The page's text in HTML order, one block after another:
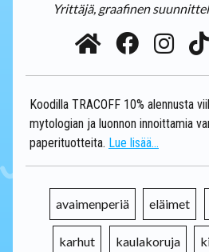
Yrittäjä, graafinen
Koodilla TRACOFF 10% alennusta
mytologian ja luonnon innoittamia
paperituotteita. Lue lisää...
avaimenperiä eläimet
karhut kaulakoruja